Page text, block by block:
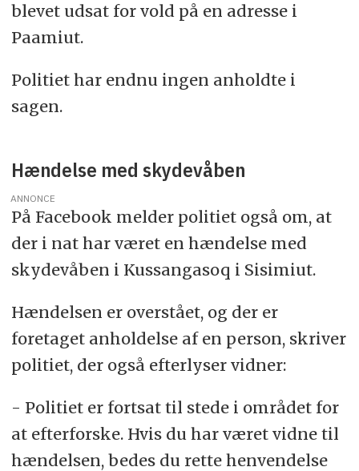
blevet udsat for vold på en adresse i
Paamiut.
Politiet har endnu ingen anholdte i
sagen.
Hændelse med skydevåben
ANNONCE
På Facebook melder politiet også om, at
der i nat har været en hændelse med
skydevåben i Kussangasoq i Sisimiut.
Hændelsen er overstået, og der er
foretaget anholdelse af en person, skriver
politiet, der også efterlyser vidner:
- Politiet er fortsat til stede i området for
at efterforske. Hvis du har været vidne til
hændelsen, bedes du rette henvendelse